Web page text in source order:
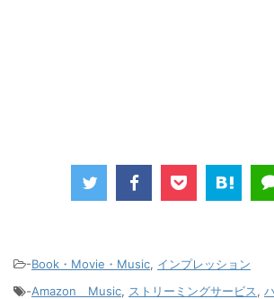
-Book・Movie・Music, インプレッション
-Amazon Music, ストリーミングサービス,